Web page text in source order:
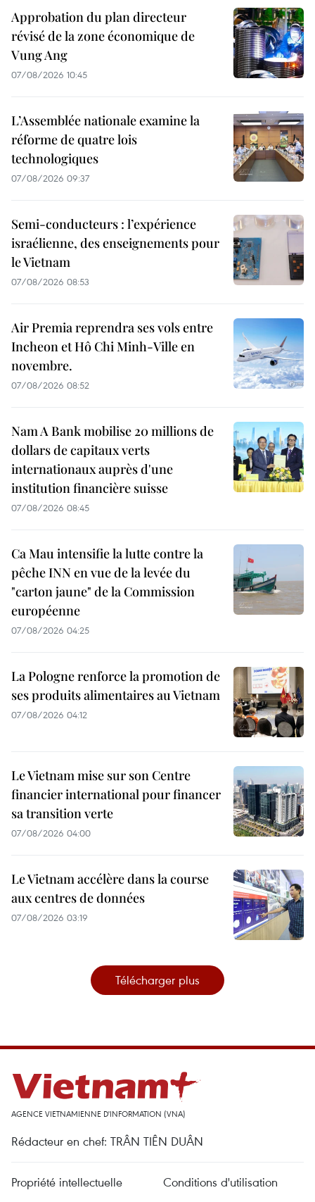
Approbation du plan directeur
révisé de la zone économique de
Vung Ang
07/08/2026 10:45
L’Assemblée nationale examine la
réforme de quatre lois
technologiques
07/08/2026 09:37
Semi-conducteurs : l’expérience
israélienne, des enseignements pour
le Vietnam
07/08/2026 08:53
Air Premia reprendra ses vols entre
Incheon et Hô Chi Minh-Ville en
novembre.
07/08/2026 08:52
Nam A Bank mobilise 20 millions de
dollars de capitaux verts
internationaux auprès d'une
institution financière suisse
07/08/2026 08:45
Ca Mau intensifie la lutte contre la
pêche INN en vue de la levée du
"carton jaune" de la Commission
européenne
07/08/2026 04:25
La Pologne renforce la promotion de
ses produits alimentaires au Vietnam
07/08/2026 04:12
Le Vietnam mise sur son Centre
financier international pour financer
sa transition verte
07/08/2026 04:00
Le Vietnam accélère dans la course
aux centres de données
07/08/2026 03:19
Télécharger plus
AGENCE VIETNAMIENNE D'INFORMATION (VNA)
Rédacteur en chef: TRÂN TIÊN DUÂN
Propriété intellectuelle
Conditions d'utilisation